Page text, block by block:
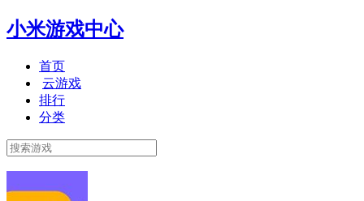
小米游戏中心
首页
云游戏
排行
分类